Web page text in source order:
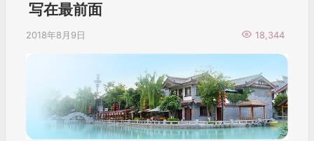
写在最前面
2018年8月9日 18,344